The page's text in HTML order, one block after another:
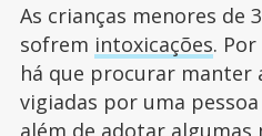
As crianças menores de
sofrem intoxicações.
há que procurar manter
vigiadas por uma
além de adotar algumas